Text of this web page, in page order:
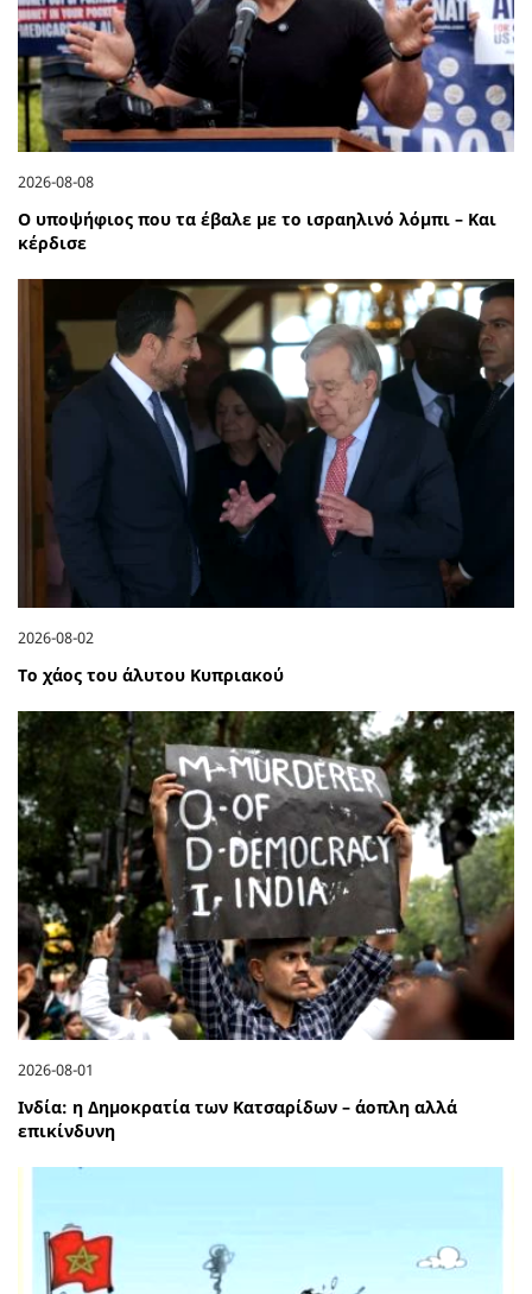
2026-08-08
Ο υποψήφιος που τα έβαλε με το ισραηλινό λόμπι – Και
κέρδισε
2026-08-02
Το χάος του άλυτου Κυπριακού
2026-08-01
Ινδία: η Δημοκρατία των Κατσαρίδων – άοπλη αλλά
επικίνδυνη